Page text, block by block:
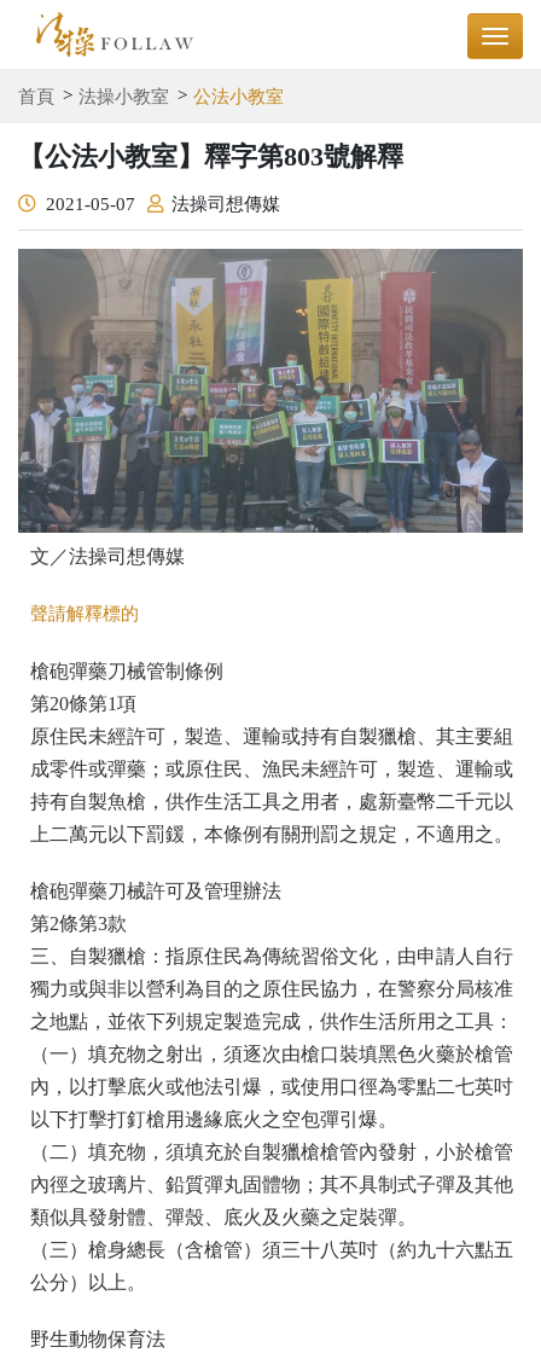
首頁 法操小教室 公法小教室
【公法小教室】釋字第803號解釋
2021-05-07 法操司想傳媒
文／法操司想傳媒
聲請解釋標的
槍砲彈藥刀械管制條例
第20條第1項
原住民未經許可，製造、運輸或持有自製獵槍、其主要組
成零件或彈藥；或原住民、漁民未經許可，製造、運輸或
持有自製魚槍，供作生活工具之用者，處新臺幣二千元以
上二萬元以下罰鍰，本條例有關刑罰之規定，不適用之。
槍砲彈藥刀械許可及管理辦法
第2條第3款
三、自製獵槍：指原住民為傳統習俗文化，由申請人自行
獨力或與非以營利為目的之原住民協力，在警察分局核准
之地點，並依下列規定製造完成，供作生活所用之工具：
（一）填充物之射出，須逐次由槍口裝填黑色火藥於槍管
內，以打擊底火或他法引爆，或使用口徑為零點二七英吋
以下打擊打釘槍用邊緣底火之空包彈引爆。
（二）填充物，須填充於自製獵槍槍管內發射，小於槍管
內徑之玻璃片、鉛質彈丸固體物；其不具制式子彈及其他
類似具發射體、彈殼、底火及火藥之定裝彈。
（三）槍身總長（含槍管）須三十八英吋（約九十六點五
公分）以上。
野生動物保育法